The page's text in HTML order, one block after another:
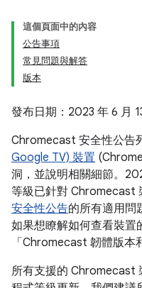
這個頁面中的內容
公告事項
常見問題與解答
版本
發布日期：2023 年 6 月
Chromecast 安全性公告
Google TV) 裝置
洞，並說明相關細節。
等級已針對 Chromecast
安全性公告的所有適用問
如果想瞭解如何查看裝置
「Chromecast 韌體版本
所有支援的 Chromecast